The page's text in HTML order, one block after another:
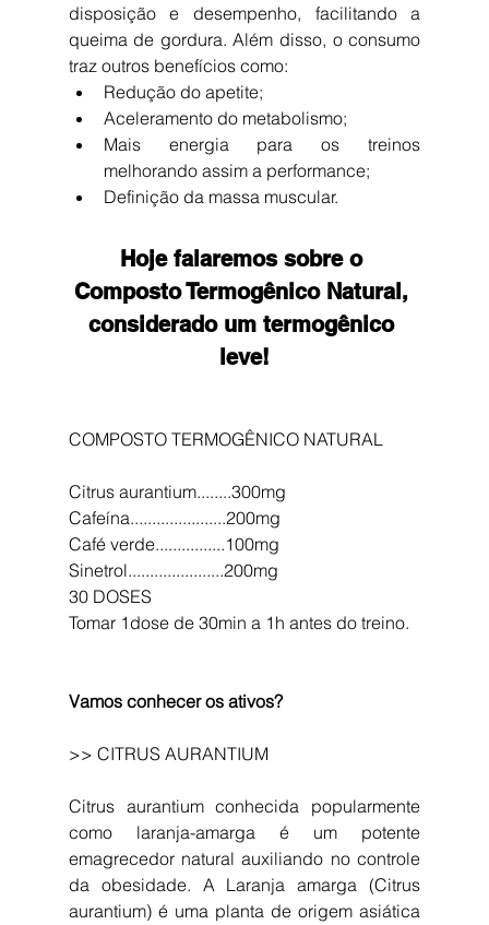
disposição e desempenho, facilitando a
queima de gordura. Além disso, o consumo
traz outros benefícios como:
Redução do apetite;
Aceleramento do metabolismo;
Mais energia para os treinos
melhorando assim a performance;
Definição da massa muscular.
Hoje falaremos sobre o
Composto Termogênico Natural,
considerado um termogênico
leve!
COMPOSTO TERMOGÊNICO NATURAL
Citrus aurantium........300mg
Cafeína......................200mg
Café verde................100mg
Sinetrol......................200mg
30 DOSES
Tomar 1dose de 30min a 1h antes do treino.
Vamos conhecer os ativos?
>> CITRUS AURANTIUM
Citrus aurantium conhecida popularmente
como laranja-amarga é um potente
emagrecedor natural auxiliando no controle
da obesidade. A Laranja amarga (Citrus
aurantium) é uma planta de origem asiática